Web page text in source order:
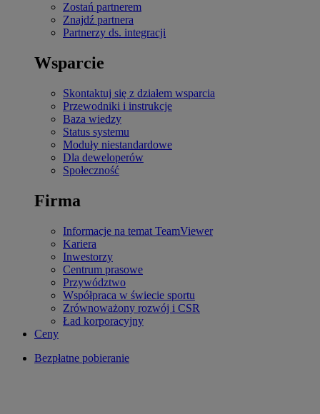
Zostań partnerem
Znajdź partnera
Partnerzy ds. integracji
Wsparcie
Skontaktuj się z działem wsparcia
Przewodniki i instrukcje
Baza wiedzy
Status systemu
Moduły niestandardowe
Dla deweloperów
Społeczność
Firma
Informacje na temat TeamViewer
Kariera
Inwestorzy
Centrum prasowe
Przywództwo
Współpraca w świecie sportu
Zrównoważony rozwój i CSR
Ład korporacyjny
Ceny
Bezpłatne pobieranie